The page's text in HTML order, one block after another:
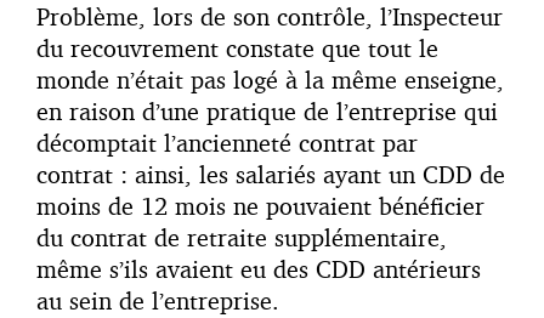
Problème, lors de son contrôle, l’Inspecteur
du recouvrement constate que tout le
monde n’était pas logé à la même enseigne,
en raison d’une pratique de l’entreprise qui
décomptait l’ancienneté contrat par
contrat : ainsi, les salariés ayant un CDD de
moins de 12 mois ne pouvaient bénéficier
du contrat de retraite supplémentaire,
même s’ils avaient eu des CDD antérieurs
au sein de l’entreprise.